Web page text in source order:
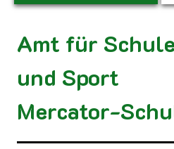
Amt für
und Sport
Mercator-